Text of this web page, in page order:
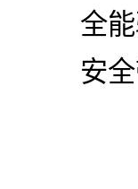
全
安